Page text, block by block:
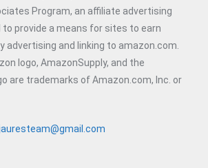
Program, an affiliate advertising
provide a means for sites to earn
advertising and linking to amazon.com.
logo, AmazonSupply, and the
are trademarks of Amazon.com, Inc. or